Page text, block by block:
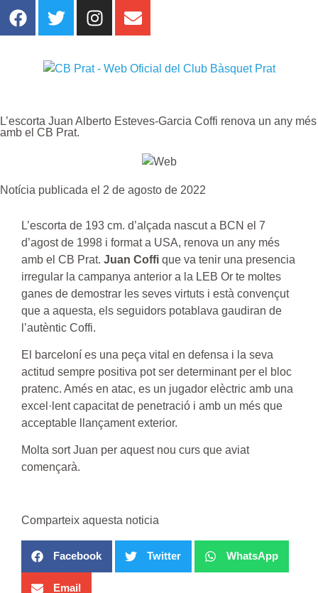
L’escorta Juan Alberto Esteves-Garcia Coffi renova un any més
amb el CB Prat.
Notícia publicada el 2 de agosto de 2022
L’escorta de 193 cm. d’alçada nascut a BCN el 7
d’agost de 1998 i format a USA, renova un any més
amb el CB Prat. Juan Coffi que va tenir una presencia
irregular la campanya anterior a la LEB Or te moltes
ganes de demostrar les seves virtuts i està convençut
que a aquesta, els seguidors potablava gaudiran de
l’autèntic Coffi.
El barceloní es una peça vital en defensa i la seva
actitud sempre positiva pot ser determinant per el bloc
pratenc. Amés en atac, es un jugador elèctric amb una
excel·lent capacitat de penetració i amb un més que
acceptable llançament exterior.
Molta sort Juan per aquest nou curs que aviat
començarà.
Comparteix aquesta noticia
Facebook Twitter WhatsApp
Email